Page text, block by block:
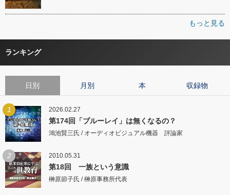
もっと見る
ランキング
日別 月別 本 収録物
1 2026.02.27
第174回「ブルーレイ」は無くなるの？
鴻池賢三氏 / オーディオビジュアル機器 評論家
2 2010.05.31
第18回 一族という意識
榊原節子氏 / 榊原事務所代表